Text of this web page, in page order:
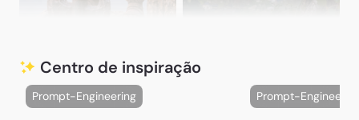
Centro de inspiração
Prompt-Engineering Prompt-